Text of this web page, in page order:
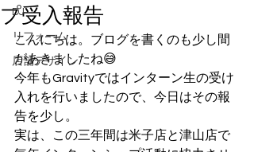
DJ
リフォーム
店舗デザイン
プ受入報告
こんにちは。ブログを書くのも少し間
があきましたね😅
今年もGravityではインターン生の受け
入れを行いましたので、今日はその報
告を少し。
実は、この三年間は米子店と津山店で